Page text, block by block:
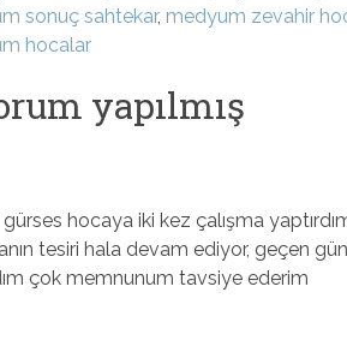
sonuç sahtekar, medyum zevahir
hocalar
yapılmış
hocaya iki kez çalışma
tesiri hala devam ediyor, geçen
çok memnunum tavsiye ederim